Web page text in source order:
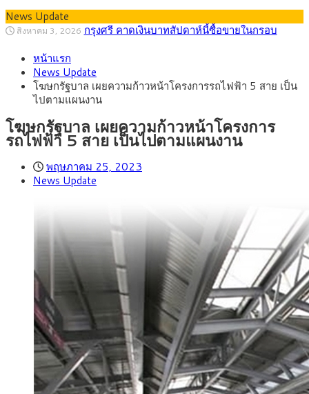
News Update
สิงหาคม 1, 2026 “เอกนิติ” เปิดเครื่องยนต์เศรษฐกิจใหม่ของไทย
ศักยภาพ
ติดลายการ์ตูน กรมศุลกากร เตือนผู้ปกครองเฝ้าระวัง หลังยึดล็อต
ใหญ่จากเยอรมนี
กรกฎาคม 27, 2026
2569) ซื้อขายในกรอบ 33.40-34.00 มองเฟดคงดอกเบี้ย
สิงหาคม 5, 2026 ครม.ไฟเขียวหลักการ ร่าง พ.ร.ฎ. เปิดทาง รฟม.เดิน
หน้ารถไฟฟ้าสงขลา โมโนเรล 12.54 กม. เชื่อมเมืองหาดใหญ่
สิงหาคม 4, 2026 สธ.ชี้ รพ.รัฐแบกรับผู้ป่วยบัตรทอง 87% แต่ได้งบ
รายหัวเพียง 2,618 บาท เสนอทบทวนจัดสรรงบให้สอดคล้องภาระ
งานจริง
สิงหาคม 3, 2026 กรุงศรี คาดเงินบาทสัปดาห์นี้ซื้อขายในกรอบ
33.00-33.60 ติดตามข้อมูลจ้างงานสหรัฐฯ
หน้าแรก
News Update
โฆษกรัฐบาล เผยความก้าวหน้าโครงการรถไฟฟ้า 5 สาย เป็น
ไปตามแผนงาน
โฆษกรัฐบาล เผยความก้าวหน้าโครงการ
รถไฟฟ้า 5 สาย เป็นไปตามแผนงาน
พฤษภาคม 25, 2023
News Update